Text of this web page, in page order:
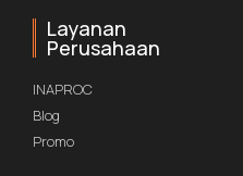
Layanan
Perusahaan
INAPROC
Blog
Promo